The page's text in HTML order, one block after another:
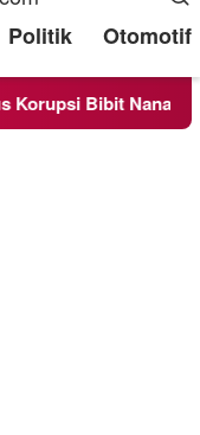
Politik Otomotif
Bibit Nanas Sulsel